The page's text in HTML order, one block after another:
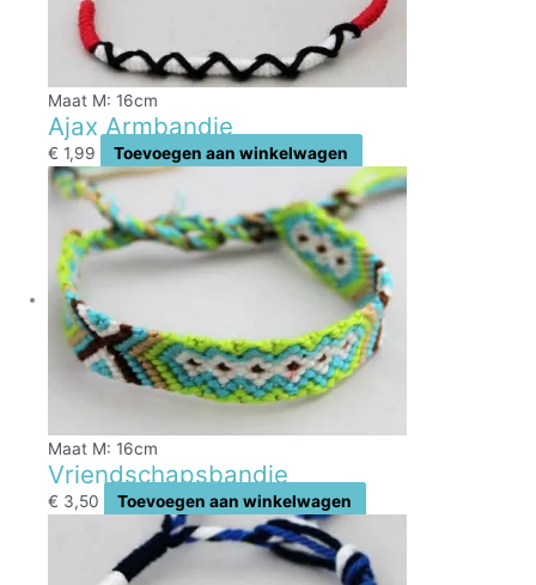
Maat M: 16cm
Ajax Armbandje
€ 1,99 Toevoegen aan winkelwagen
Maat M: 16cm
Vriendschapsbandje
€ 3,50 Toevoegen aan winkelwagen